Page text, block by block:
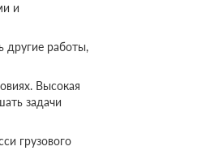
и
другие работы,
Высокая
задачи
грузового